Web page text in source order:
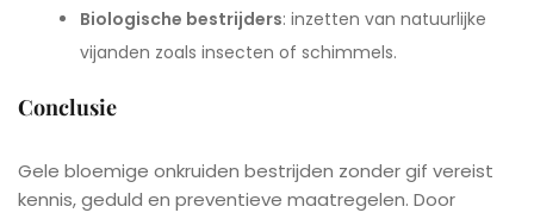
Biologische bestrijders: inzetten van natuurlijke
vijanden zoals insecten of schimmels.
Conclusie
Gele bloemige onkruiden bestrijden zonder gif vereist
kennis, geduld en preventieve maatregelen. Door